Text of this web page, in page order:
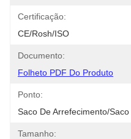
Certificação:
CE/Rosh/ISO
Documento:
Folheto PDF Do Produto
Ponto:
Saco De Arrefecimento/
Tamanho: